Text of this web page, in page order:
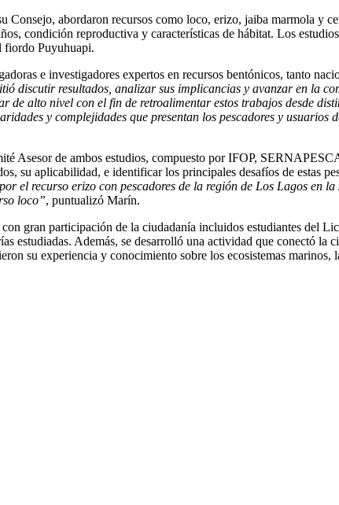
abordaron recursos como loco, erizo, jaiba marmola y
condición reproductiva y características de hábitat. Los
fiordo Puyuhuapi.
e investigadores expertos en recursos bentónicos, tanto
discutir resultados, analizar sus implicancias y avanzar en la
alto nivel con el fin de retroalimentar estos trabajos desde
y complejidades que presentan los pescadores y usuarios
Asesor de ambos estudios, compuesto por IFOP,
su aplicabilidad, e identificar los principales desafíos de estas
el recurso erizo con pescadores de la región de Los Lagos
loco”, puntualizó Marín.
gran participación de la ciudadanía incluidos estudiantes del
estudiadas. Además, se desarrolló una actividad que conectó
su experiencia y conocimiento sobre los ecosistemas